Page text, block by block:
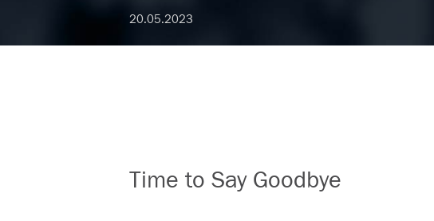
20.05.2023
Time to Say Goodbye